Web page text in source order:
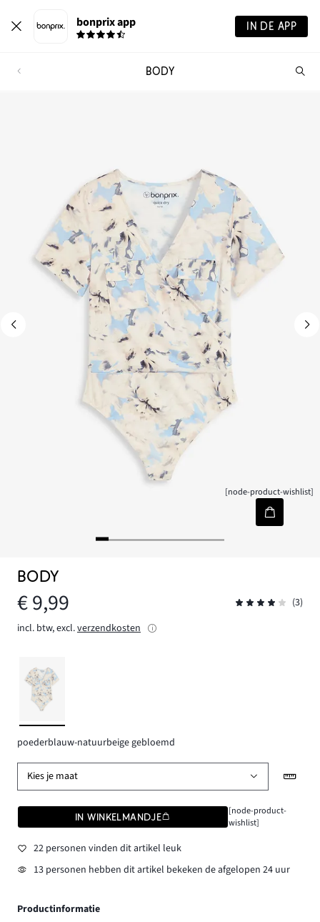
bonprix app IN DE APP
BODY
[node-product-wishlist]
BODY
€ 9,99
(3)
incl. btw, excl.verzendkosten
poederblauw-natuurbeige gebloemd
Kies je maat
IN WINKELMANDJE
[node-product-
wishlist]
22 personen vinden dit artikel leuk
13 personen hebben dit artikel bekeken de afgelopen 24 uur
Productinformatie